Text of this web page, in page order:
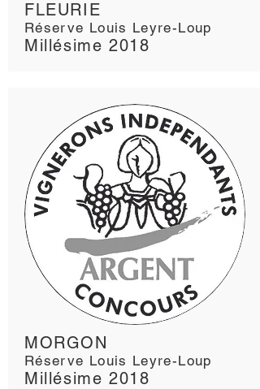
FLEURIE
Réserve Louis Leyre-Loup
Millésime 2018
MORGON
Réserve Louis Leyre-Loup
Millésime 2018